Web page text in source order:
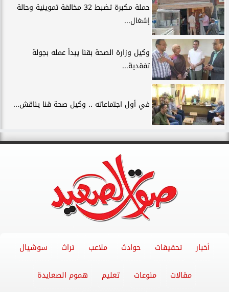
حملة مكبرة تضبط 32 مخالفة تموينية وحالة
إشغال...
وكيل وزارة الصحة بقنا يبدأ عمله بجولة
تفقدية...
في أول اجتماعاته .. وكيل صحة قنا يناقش...
أخبار تحقيقات حوادث ملاعب تراث سوشيال
مقالات منوعات تعليم هموم الصعايدة